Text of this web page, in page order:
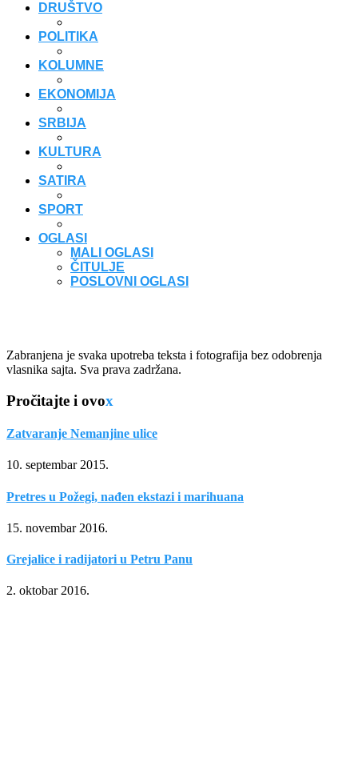
DRUŠTVO
POLITIKA
KOLUMNE
EKONOMIJA
SRBIJA
KULTURA
SATIRA
SPORT
OGLASI
MALI OGLASI
ČITULJE
POSLOVNI OGLASI
Zabranjena je svaka upotreba teksta i fotografija bez odobrenja
vlasnika sajta. Sva prava zadržana.
Pročitajte i ovox
Zatvaranje Nemanjine ulice
10. septembar 2015.
Pretres u Požegi, nađen ekstazi i marihuana
15. novembar 2016.
Grejalice i radijatori u Petru Panu
2. oktobar 2016.